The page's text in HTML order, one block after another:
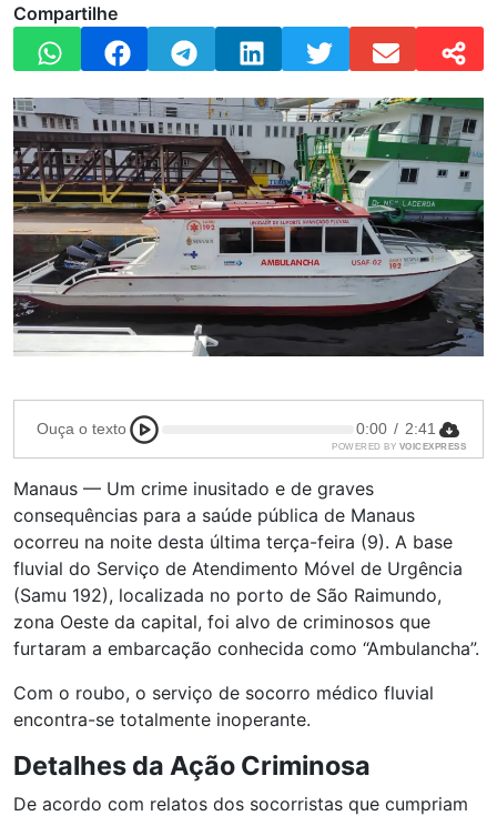
Compartilhe
Ouça o texto 0:00 / 2:41
POWERED BY VOICEXPRESS
Manaus — Um crime inusitado e de graves
consequências para a saúde pública de Manaus
ocorreu na noite desta última terça-feira (9). A base
fluvial do Serviço de Atendimento Móvel de Urgência
(Samu 192), localizada no porto de São Raimundo,
zona Oeste da capital, foi alvo de criminosos que
furtaram a embarcação conhecida como “Ambulancha”.
Com o roubo, o serviço de socorro médico fluvial
encontra-se totalmente inoperante.
Detalhes da Ação Criminosa
De acordo com relatos dos socorristas que cumpriam